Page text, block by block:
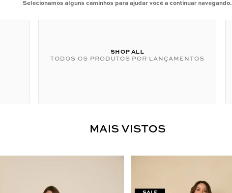
Selecionamos alguns caminhos para ajudar você a continuar navegando.
SHOP ALL
TODOS OS PRODUTOS POR LANÇAMENTOS
MAIS VISTOS